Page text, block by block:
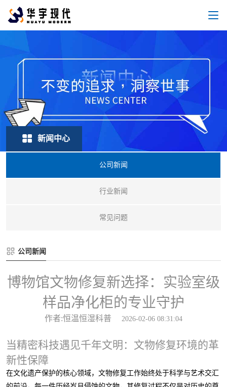
新闻中心
公司新闻
行业新闻
常见问题
公司新闻
博物馆文物修复新选择：实验室级
样品净化柜的专业守护
作者:恒温恒湿科普 2026-02-06 08:31:04
当精密科技遇见千年文明：文物修复环境的革
新性保障
在文化遗产保护的核心领域，文物修复工作始终处于科学与艺术交汇